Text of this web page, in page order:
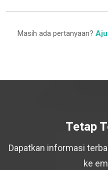
Masih ada pertanyaan?
Tetap
Dapatkan informasi
ke